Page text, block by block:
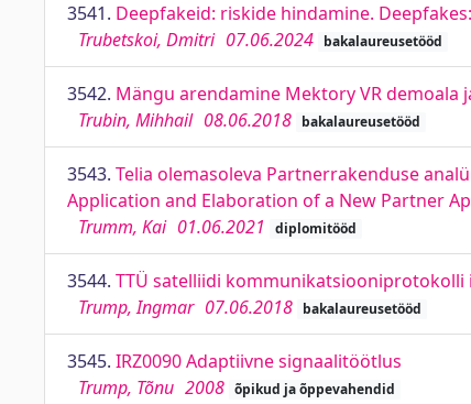
3541. Deepfakeid: riskide hindamine.
Trubetskoi, Dmitri 07.06.2024 bakalaureusetööd
3542. Mängu arendamine Mektory VR
Trubin, Mihhail 08.06.2018 bakalaureusetööd
3543. Telia olemasoleva Partnerrakenduse
Application and Elaboration of a New Partner
Trumm, Kai 01.06.2021 diplomitööd
3544. TTÜ satelliidi
Trump, Ingmar 07.06.2018 bakalaureusetööd
3545. IRZ0090 Adaptiivne signaalitöötlus
Trump, Tõnu 2008 õpikud ja õppevahendid